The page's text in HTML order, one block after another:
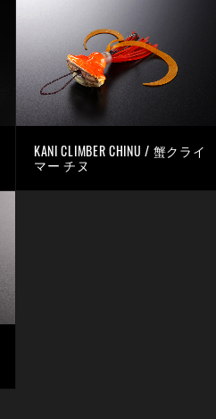
KANI CLIMBER CHINU / 蟹クライ
マー チヌ